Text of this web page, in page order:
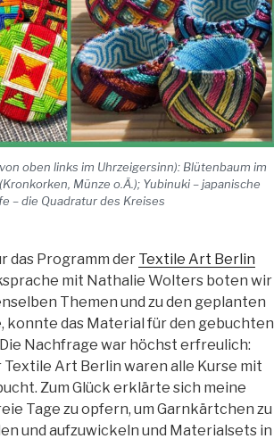
oben links im Uhrzeigersinn): Blütenbaum im
Münze o.Ä.); Yubinuki – japanische
– die Quadratur des Kreises
das Programm der Textile Art Berlin
mit Nathalie Wolters boten wir
Themen und zu den geplanten
konnte das Material für den gebuchten
Nachfrage war höchst erfreulich:
Art Berlin waren alle Kurse mit
Zum Glück erklärte sich meine
Tage zu opfern, um Garnkärtchen zu
und aufzuwickeln und Materialsets in